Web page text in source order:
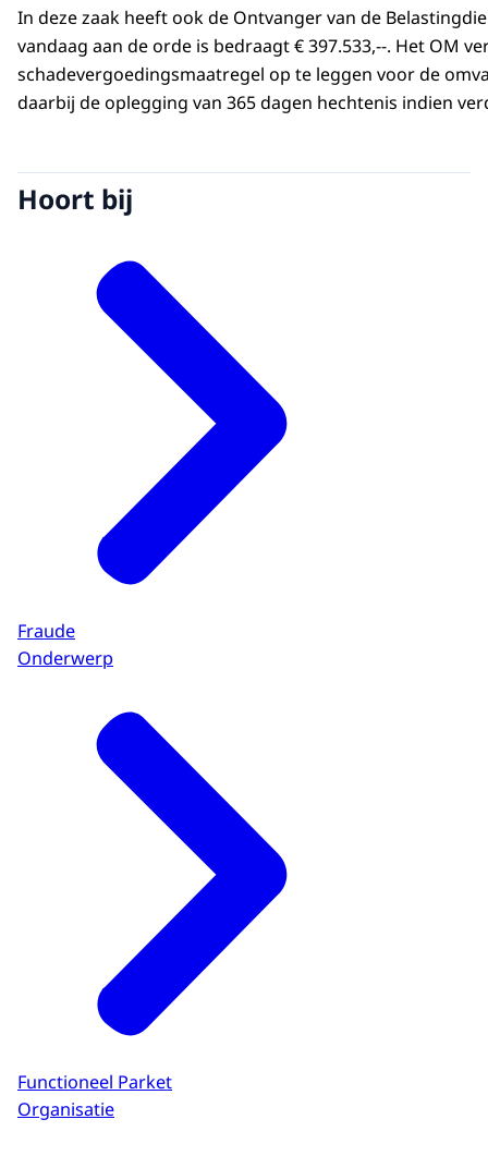
In deze zaak heeft ook de Ontvanger van de
vandaag aan de orde is bedraagt € 397.533,--. Het OM
schadevergoedingsmaatregel op te leggen voor de
daarbij de oplegging van 365 dagen hechtenis indien
Hoort bij
Fraude
Onderwerp
Functioneel Parket
Organisatie